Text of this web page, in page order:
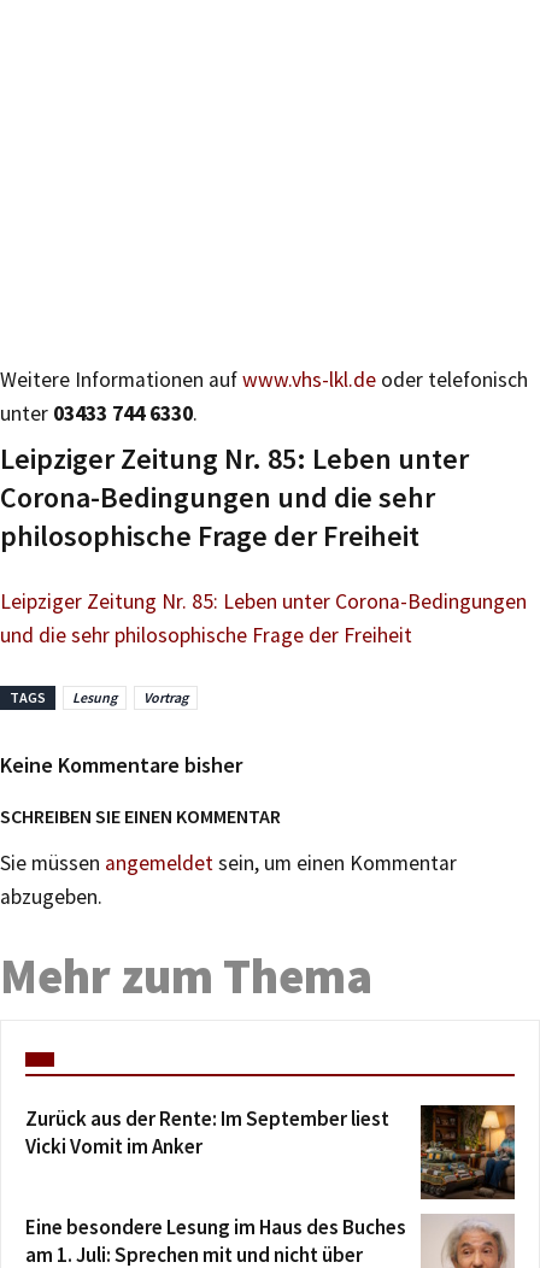
Weitere Informationen aufwww.vhs-lkl.de oder telefonisch
unter 03433 744 6330.
Leipziger Zeitung Nr. 85: Leben unter
Corona-Bedingungen und die sehr
philosophische Frage der Freiheit
Leipziger Zeitung Nr. 85: Leben unter Corona-Bedingungen
und die sehr philosophische Frage der Freiheit
TAGS Lesung Vortrag
Keine Kommentare bisher
SCHREIBEN SIE EINEN KOMMENTAR
Sie müssen angemeldetsein, um einen Kommentar
abzugeben.
Mehr zum Thema
Zurück aus der Rente: Im September liest
Vicki Vomit im Anker
Eine besondere Lesung im Haus des Buches
am 1. Juli: Sprechen mit und nicht über